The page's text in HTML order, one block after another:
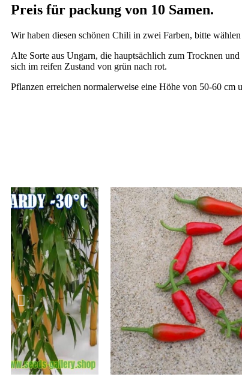
Preis für packung von 10 Samen.
Wir haben diesen schönen Chili in zwei Farben, bitte
Alte Sorte aus Ungarn, die hauptsächlich zum Trocknen
sich im reifen Zustand von grün nach rot.
Pflanzen erreichen normalerweise eine Höhe von 50-60